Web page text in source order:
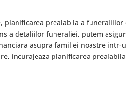
planificarea prealabila a funeraliilor
a detaliilor funeraliei, putem
asupra familiei noastre intr-
incurajeaza planificarea